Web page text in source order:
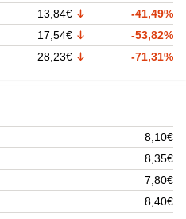
13,84€
-41,49%
17,54€
-53,82%
28,23€ -71,31%
8,10€
8,35€
7,80€
8,40€